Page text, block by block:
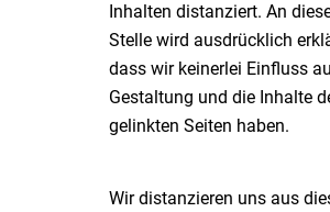
Inhalten distanziert. An
Stelle wird ausdrücklich
dass wir keinerlei Einfluss
Gestaltung und die Inhalte
gelinkten Seiten haben.
Wir distanzieren uns aus